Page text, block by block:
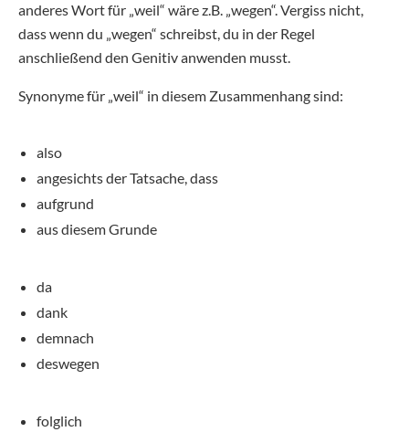
anderes Wort für „weil“ wäre z.B. „wegen“. Vergiss nicht,
dass wenn du „wegen“ schreibst, du in der Regel
anschließend den Genitiv anwenden musst.
Synonyme für „weil“ in diesem Zusammenhang sind:
also
angesichts der Tatsache, dass
aufgrund
aus diesem Grunde
da
dank
demnach
deswegen
folglich